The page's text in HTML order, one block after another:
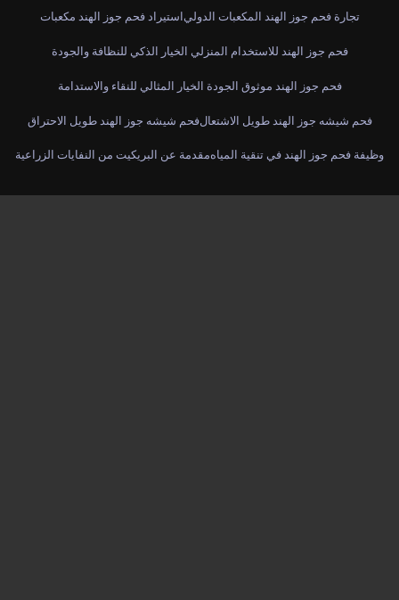
استيراد فحم جوز الهند مكعبات تجارة فحم جوز الهند المكعبات الدولي
فحم جوز الهند للاستخدام المنزلي الخيار الذكي للنظافة والجودة
فحم جوز الهند موثوق الجودة الخيار المثالي للنقاء والاستدامة
فحم شيشه جوز الهند طويل الاحتراقفحم شيشه جوز الهند طويل الاشتعال
مقدمة عن البريكيت من النفايات الزراعيةوظيفة فحم جوز الهند في تنقية المياه